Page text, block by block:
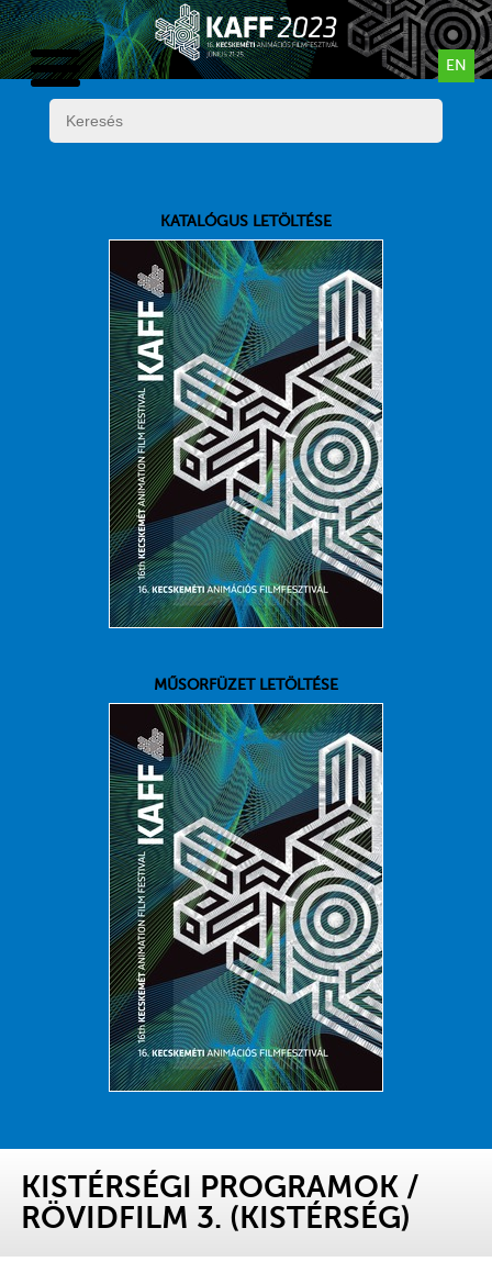
EN
KATALÓGUS LETÖLTÉSE
MŰSORFÜZET LETÖLTÉSE
KISTÉRSÉGI PROGRAMOK /
RÖVIDFILM 3. (KISTÉRSÉG)